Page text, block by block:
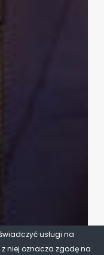
usługi na
niej oznacza zgodę na